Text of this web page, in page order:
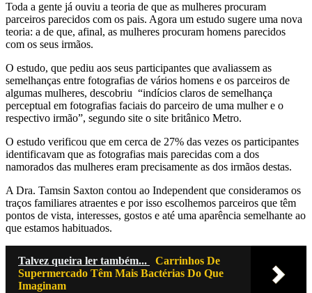
Toda a gente já ouviu a teoria de que as mulheres procuram
parceiros parecidos com os pais. Agora um estudo sugere uma nova
teoria: a de que, afinal, as mulheres procuram homens parecidos
com os seus irmãos.
O estudo, que pediu aos seus participantes que avaliassem as
semelhanças entre fotografias de vários homens e os parceiros de
algumas mulheres, descobriu “indícios claros de semelhança
perceptual em fotografias faciais do parceiro de uma mulher e o
respectivo irmão”, segundo site o site britânico Metro.
O estudo verificou que em cerca de 27% das vezes os participantes
identificavam que as fotografias mais parecidas com a dos
namorados das mulheres eram precisamente as dos irmãos destas.
A Dra. Tamsin Saxton contou ao Independent que consideramos os
traços familiares atraentes e por isso escolhemos parceiros que têm
pontos de vista, interesses, gostos e até uma aparência semelhante ao
que estamos habituados.
Talvez queira ler também...
Carrinhos De
Supermercado Têm Mais Bactérias Do Que
Imaginam